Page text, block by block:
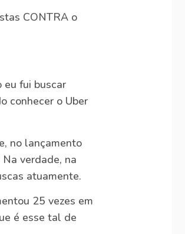
CONTRA o
eu fui buscar
conhecer o Uber
no lançamento
verdade, na
atuamente.
25 vezes em
é esse tal de